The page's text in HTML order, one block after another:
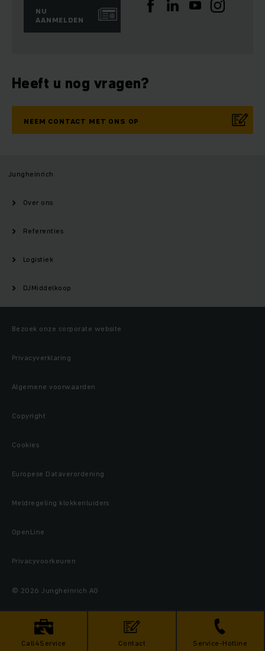
Call4Service Contact Service-Hotline
NU
AANMELDEN
Heeft u nog vragen?
NEEM CONTACT MET ONS OP
Jungheinrich
Over ons
Referenties
Logistiek
DJMiddelkoop
Bezoek onze corporate website
Privacyverklaring
Algemene voorwaarden
Copyright
Cookies
Europese Dataverordening
Meldregeling klokkenluiders
OpenLine
Privacyvoorkeuren
© 2026 Jungheinrich AG